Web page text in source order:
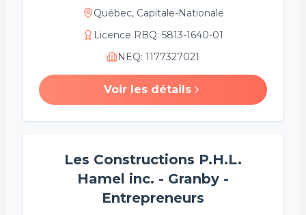
Québec, Capitale-Nationale
Licence RBQ: 5813-1640-01
NEQ: 1177327021
Voir les détails
Les Constructions P.H.L.
Hamel inc. - Granby -
Entrepreneurs